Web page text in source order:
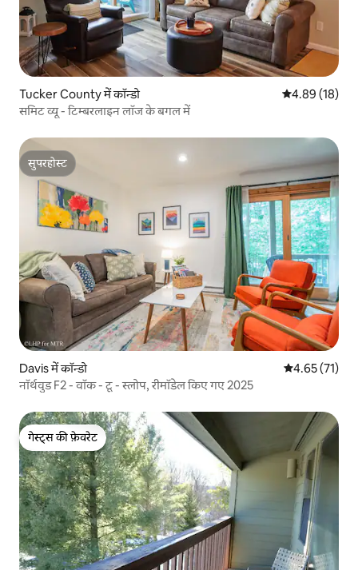
Tucker County में कॉन्डो औसत रेटिंग 5 में
4.89 (18)
समिट व्यू - टिम्बरलाइन लॉज के बगल में
सुपरहोस्ट
सुपरहोस्ट
Davis में कॉन्डो औसत रेटिंग 5 में
4.65 (71)
नॉर्थवुड F2 - वॉक - टू - स्लोप, रीमॉडेल किए गए 2025
गेस्ट्स की फ़ेवरेट
गेस्ट्स की फ़ेवरेट